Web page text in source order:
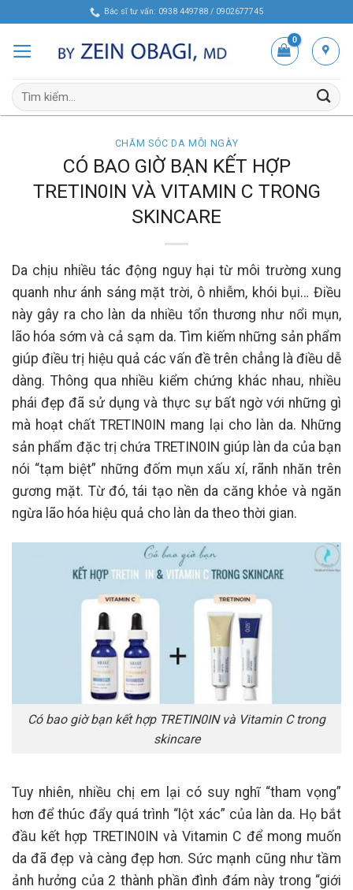
content
Bác sĩ tư vấn: 0938 449788 / 0902677745
Tìm
kiếm:
CHĂM SÓC DA MỖI NGÀY
CÓ BAO GIỜ BẠN KẾT HỢP
TRETIN0IN VÀ VITAMIN C TRONG
SKINCARE
Da chịu nhiều tác động nguy hại từ môi trường xung
quanh như ánh sáng mặt trời, ô nhiễm, khói bụi… Điều
này gây ra cho làn da nhiều tổn thương như nổi mụn,
lão hóa sớm và cả sạm da. Tìm kiếm những sản phẩm
giúp điều trị hiệu quả các vấn đề trên chẳng là điều dễ
dàng. Thông qua nhiều kiểm chứng khác nhau, nhiều
phái đẹp đã sử dụng và thực sự bất ngờ với những gì
mà hoạt chất TRETIN0IN mang lại cho làn da. Những
sản phẩm đặc trị chứa TRETIN0IN giúp làn da của bạn
nói “tạm biệt” những đốm mụn xấu xí, rãnh nhăn trên
gương mặt. Từ đó, tái tạo nền da căng khỏe và ngăn
ngừa lão hóa hiệu quả cho làn da theo thời gian.
Có bao giờ bạn kết hợp TRETIN0IN và Vitamin C trong
skincare
Tuy nhiên, nhiều chị em lại có suy nghĩ “tham vọng”
hơn để thúc đẩy quá trình “lột xác” của làn da. Họ bắt
đầu kết hợp TRETIN0IN và Vitamin C để mong muốn
da đã đẹp và càng đẹp hơn. Sức mạnh cũng như tầm
ảnh hưởng của 2 thành phần đình đám này trong “giới